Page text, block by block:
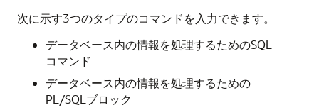
次に示す3つのタイプのコマンドを入力できます。
データベース内の情報を処理するためのSQL
コマンド
データベース内の情報を処理するための
PL/SQLブロック